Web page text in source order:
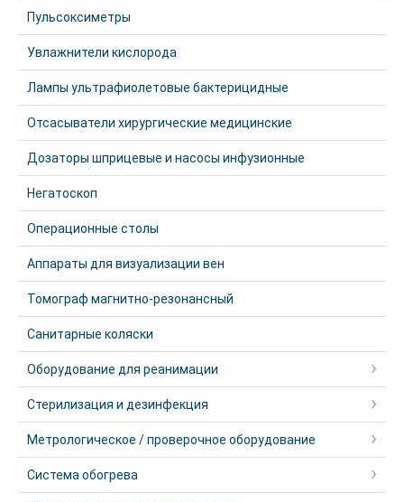
Пульсоксиметры
Увлажнители кислорода
Лампы ультрафиолетовые бактерицидные
Отсасыватели хирургические медицинские
Дозаторы шприцевые и насосы инфузионные
Негатоскоп
Операционные столы
Аппараты для визуализации вен
Томограф магнитно-резонансный
Санитарные коляски
Оборудование для реанимации
Стерилизация и дезинфекция
Метрологическое / проверочное оборудование
Система обогрева